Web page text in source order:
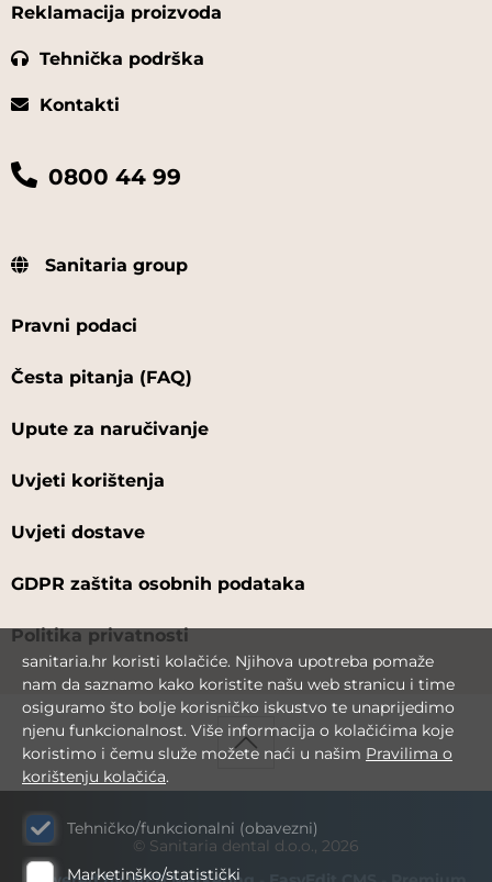
Reklamacija proizvoda
Tehnička podrška
Kontakti
0800 44 99
Sanitaria group
Pravni podaci
Česta pitanja (FAQ)
Upute za naručivanje
Uvjeti korištenja
Uvjeti dostave
GDPR zaštita osobnih podataka
Politika privatnosti
© Sanitaria dental d.o.o., 2026
sanitaria.hr koristi kolačiće. Njihova upotreba pomaže
nam da saznamo kako koristite našu web stranicu i time
osiguramo što bolje korisničko iskustvo te unaprijedimo
njenu funkcionalnost. Više informacija o kolačićima koje
koristimo i čemu služe možete naći u našim Pravilima o
korištenju kolačića.
Tehničko/funkcionalni (obavezni)
Marketinško/statistički